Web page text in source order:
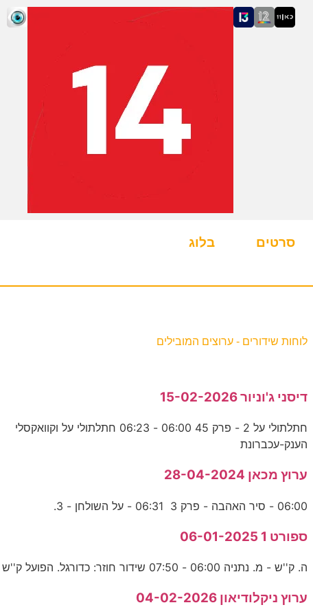
סרטים בלוג
לוחות שידורים - ערוצים המובילים
דיסני ג'וניור 15-02-2026
חתלתולי על 2 - פרק 45 06:00 - 06:23 חתלתולי על וקוואקסלי
הענק-עכברונת
ערוץ מכאן 28-04-2024
06:00 - סיר האהבה - פרק 3 06:31 - על השולחן - 3.
ספורט 1 06-01-2025
ה. ק''ש - מ. נתניה 06:00 - 07:50 שידור חוזר: כדורגל. הפועל ק''ש
ערוץ ניקלודיאון 04-02-2026